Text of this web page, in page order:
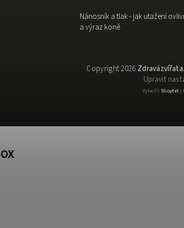
Nánosník a tlak - jak utažení
a výraz koně
Copyright 2026
Upravit
Vytvořil Shoptet|